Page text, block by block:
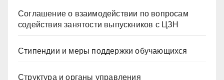
Соглашение о взаимодействии по вопросам
содействия занятости выпускников с ЦЗН
Стипендии и меры поддержки обучающихся
Структура и органы управления